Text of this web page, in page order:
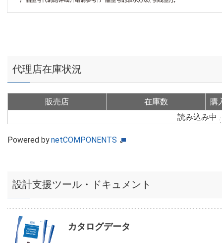
代理店在庫状況
販売店 在庫数
購
読み込み中
Powered bynetCOMPONENTS
設計支援ツール・ドキュメント
カタログデータ